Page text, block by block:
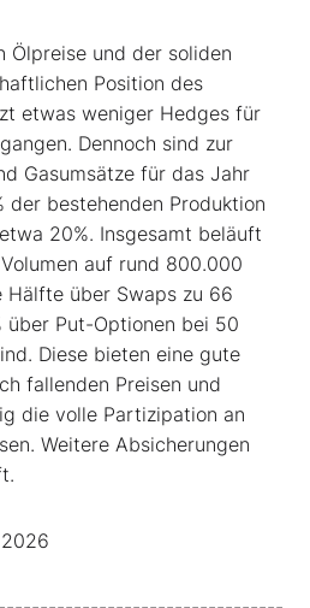
Ölpreise und der soliden
Position des
etwas weniger Hedges für
Dennoch sind zur
Gasumsätze für das Jahr
bestehenden Produktion
20%. Insgesamt beläuft
auf rund 800.000
Hälfte über Swaps zu 66
über Put-Optionen bei 50
Diese bieten eine gute
fallenden Preisen und
die volle Partizipation an
Weitere Absicherungen
2026